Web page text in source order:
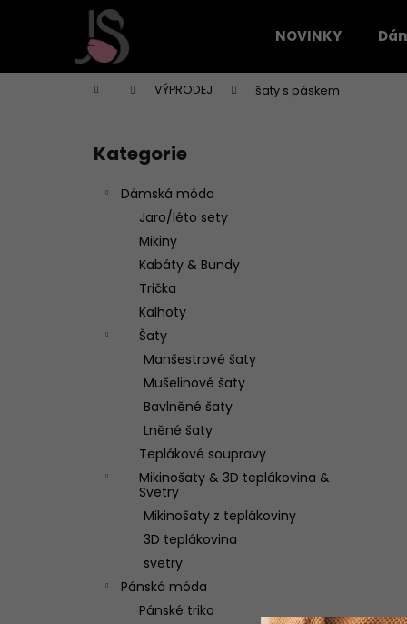
NOVINKY
Domů VÝPRODEJ šaty s páskem
Přeskočit
kategorie
Kategorie
Dámská móda
Jaro/léto sety
Mikiny
Kabáty & Bundy
Trička
Kalhoty
Šaty
Manšestrové šaty
Mušelinové šaty
Bavlněné šaty
Lněné šaty
Teplákové soupravy
Mikinošaty & 3D teplákovina &
Svetry
Mikinošaty z teplákoviny
3D teplákovina
svetry
Pánská móda
Pánské triko
í
Zpět
do
Zpět
do
ŠATY DONUTELLA Z MUŠELÍNU
2 100 Kč